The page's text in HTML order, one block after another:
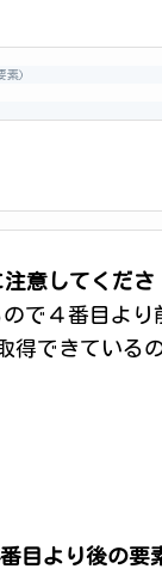
素)
意してくださ
で４番目より
できている
目より後の要